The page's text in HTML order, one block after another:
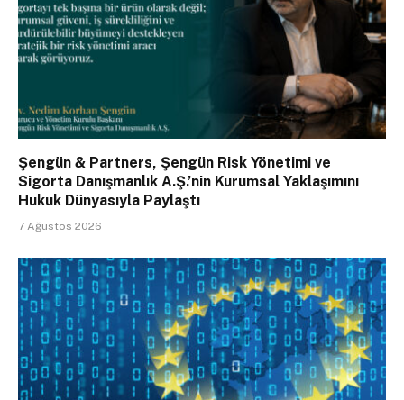
Şengün & Partners, Şengün Risk Yönetimi ve
Sigorta Danışmanlık A.Ş.’nin Kurumsal Yaklaşımını
Hukuk Dünyasıyla Paylaştı
7 Ağustos 2026